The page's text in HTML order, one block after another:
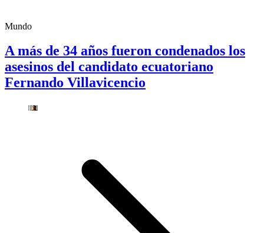
Mundo
A más de 34 años fueron condenados los
asesinos del candidato ecuatoriano
Fernando Villavicencio